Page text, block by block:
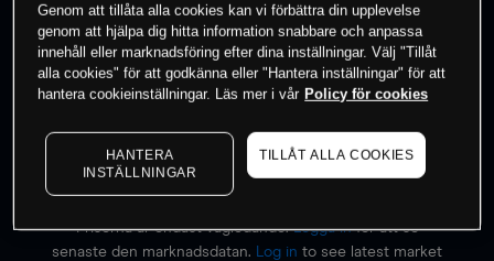
instrument
Börja handla
Priserna är endast vägledande.Logga inför att se
senaste den marknadsdatan.
Log in to see latest market
Genom att tillåta alla cookies kan vi förbättra din upplevelse
genom att hjälpa dig hitta information snabbare och anpassa
innehåll eller marknadsföring efter dina inställningar. Välj "Tillåt
alla cookies" för att godkänna eller "Hantera inställningar" för att
hantera cookieinställningar. Läs mer i vår Policy för cookies
HANTERA
INSTÄLLNINGAR
TILLÅT ALLA COOKIES